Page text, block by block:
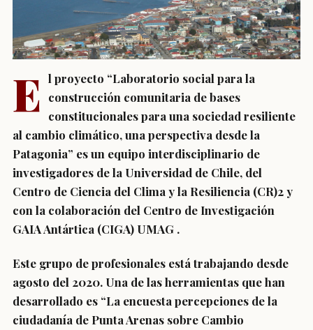
E l proyecto “Laboratorio social para la
construcción comunitaria de bases
constitucionales para una sociedad resiliente
al cambio climático, una perspectiva desde la
Patagonia” es un equipo interdisciplinario de
investigadores de la Universidad de Chile, del
Centro de Ciencia del Clima y la Resiliencia (CR)2 y
con la colaboración del Centro de Investigación
GAIA Antártica (CIGA) UMAG .
Este grupo de profesionales está trabajando desde
agosto del 2020. Una de las herramientas que han
desarrollado es “La encuesta percepciones de la
ciudadanía de Punta Arenas sobre Cambio